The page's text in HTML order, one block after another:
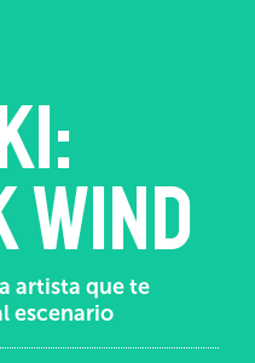
wind
artista que te
escenario